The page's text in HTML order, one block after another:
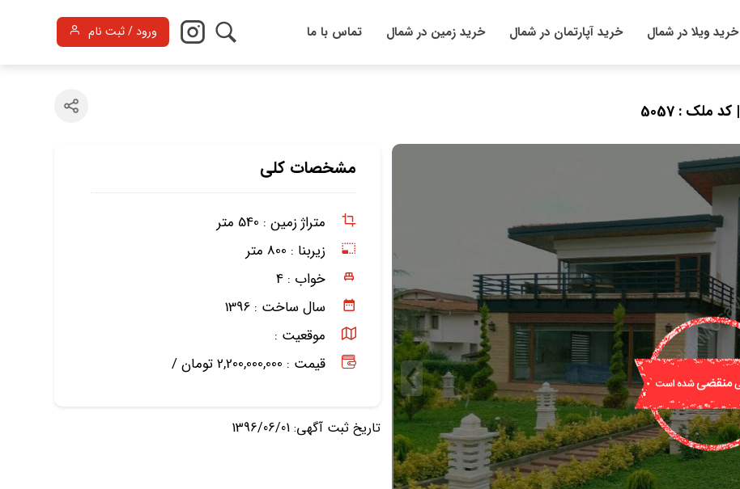
خرید ویلا در شمال خرید آپارتمان در شمال خرید زمین در شمال تماس با ما ورود / ثبت نام
| کد ملک : 5057
مشخصات کلی
متراژ زمین : 540 متر
زیربنا : 800 متر
خواب : 4
سال ساخت : 1396
موقعیت :
قیمت : 2,200,000,000 تومان /
تاریخ ثبت آگهی: 1396/06/01